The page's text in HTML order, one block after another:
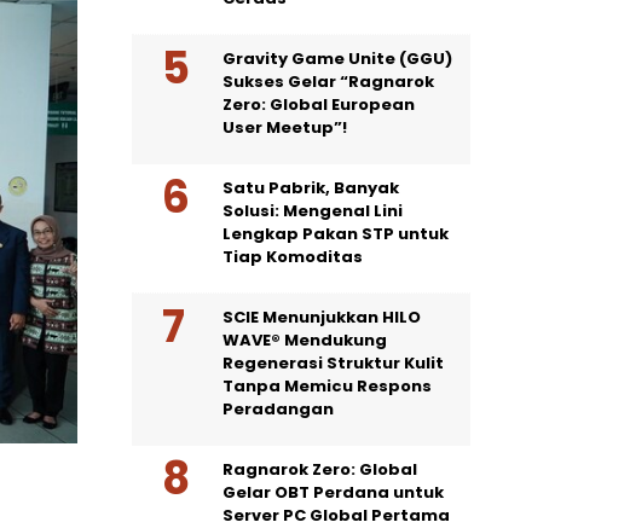
Gravity Game Unite (GGU)
Sukses Gelar “Ragnarok
Zero: Global European
User Meetup”!
Satu Pabrik, Banyak
Solusi: Mengenal Lini
Lengkap Pakan STP untuk
Tiap Komoditas
SCIE Menunjukkan HILO
WAVE® Mendukung
Regenerasi Struktur Kulit
Tanpa Memicu Respons
Peradangan
Ragnarok Zero: Global
Gelar OBT Perdana untuk
Server PC Global Pertama